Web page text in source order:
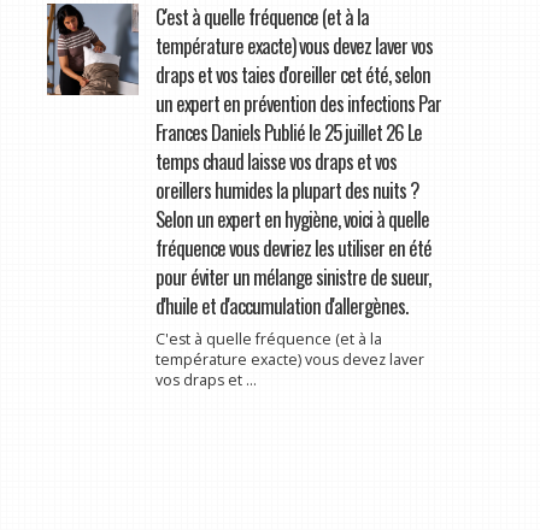
C'est à quelle fréquence (et à la
température exacte) vous devez laver vos
draps et vos taies d'oreiller cet été, selon
un expert en prévention des infections Par
Frances Daniels Publié le 25 juillet 26 Le
temps chaud laisse vos draps et vos
oreillers humides la plupart des nuits ?
Selon un expert en hygiène, voici à quelle
fréquence vous devriez les utiliser en été
pour éviter un mélange sinistre de sueur,
d'huile et d'accumulation d'allergènes.
C'est à quelle fréquence (et à la
température exacte) vous devez laver
vos draps et ...